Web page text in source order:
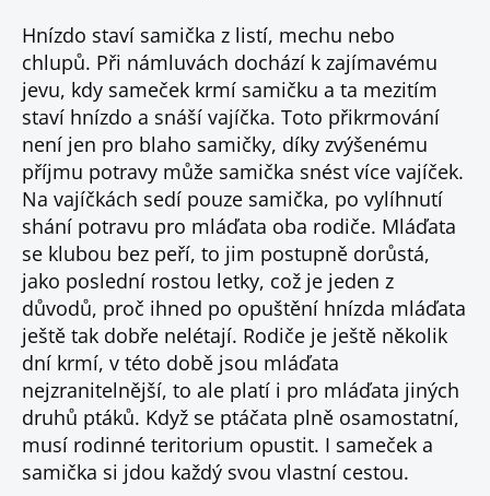
Hnízdo staví samička z listí, mechu nebo
chlupů. Při námluvách dochází k zajímavému
jevu, kdy sameček krmí samičku a ta mezitím
staví hnízdo a snáší vajíčka. Toto přikrmování
není jen pro blaho samičky, díky zvýšenému
příjmu potravy může samička snést více vajíček.
Na vajíčkách sedí pouze samička, po vylíhnutí
shání potravu pro mláďata oba rodiče. Mláďata
se klubou bez peří, to jim postupně dorůstá,
jako poslední rostou letky, což je jeden z
důvodů, proč ihned po opuštění hnízda mláďata
ještě tak dobře nelétají. Rodiče je ještě několik
dní krmí, v této době jsou mláďata
nejzranitelnější, to ale platí i pro mláďata jiných
druhů ptáků. Když se ptáčata plně osamostatní,
musí rodinné teritorium opustit. I sameček a
samička si jdou každý svou vlastní cestou.